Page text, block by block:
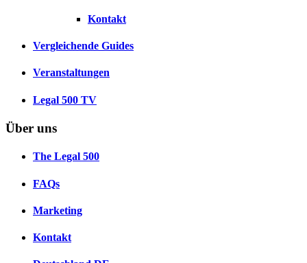
Kontakt
Vergleichende Guides
Veranstaltungen
Legal 500 TV
Über uns
The Legal 500
FAQs
Marketing
Kontakt